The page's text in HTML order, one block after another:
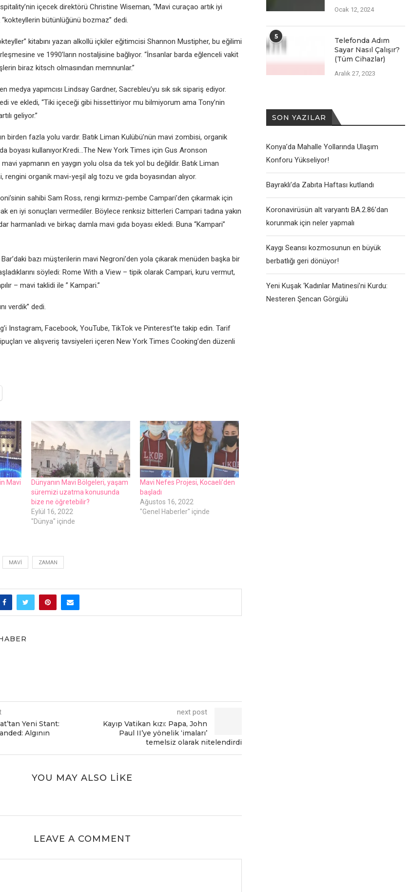
içecek direktörü Christine Wiseman, “Mavi curaçao artık iyi
“kokteyllerin bütünlüğünü bozmaz” dedi.
kitabını yazan alkollü içkiler eğitimcisi Shannon Mustipher, bu eğilimi
ve 1990’ların nostaljisine bağlıyor. “İnsanlar barda eğlenceli vakit
biraz kitsch olmasından memnunlar.”
medya yapımcısı Lindsay Gardner, Sacrebleu’yu sık sık sipariş ediyor.
ve ekledi, “Tiki içeceği gibi hissettiriyor mu bilmiyorum ama Tony’nin
geliyor.”
birden fazla yolu vardır. Batık Liman Kulübü’nün mavi zombisi, organik
boyası kullanıyor.Kredi…The New York Times için Gus Aronson
yapmanın en yaygın yolu olsa da tek yol bu değildir. Batık Liman
rengini organik mavi-yeşil alg tozu ve gıda boyasından alıyor.
sahibi Sam Ross, rengi kırmızı-pembe Campari’den çıkarmak için
en iyi sonuçları vermediler. Böylece renksiz bitterleri Campari tadına yakın
harmanladı ve birkaç damla mavi gıda boyası ekledi. Buna “Kampari”
bazı müşterilerin mavi Negroni’den yola çıkarak menüden başka bir
söyledi: Rome With a View – tipik olarak Campari, kuru vermut,
– mavi taklidi ile ” Kampari.”
verdik” dedi.
Instagram, Facebook, YouTube, TikTok ve Pinterest’te takip edin. Tarif
ve alışveriş tavsiyeleri içeren New York Times Cooking’den düzenli
Mavi
Dünyanın Mavi Bölgeleri, yaşam
süremizi uzatma konusunda
bize ne öğretebilir?
Eylül 16, 2022
"Dünya" içinde
Mavi Nefes Projesi, Kocaeli’den
başladı
Ağustos 16, 2022
"Genel Haberler" içinde
MAVI ZAMAN
Yeni Stant:
Algının
next post
Kayıp Vatikan kızı: Papa, John
Paul II’ye yönelik ‘imaları’
temelsiz olarak nitelendirdi
YOU MAY ALSO LIKE
LEAVE A COMMENT
Ocak 12, 2024
5
Telefonda Adım
Sayar Nasıl Çalışır?
(Tüm Cihazlar)
Aralık 27, 2023
SON YAZILAR
Konya’da Mahalle Yollarında Ulaşım
Konforu Yükseliyor!
Bayraklı’da Zabıta Haftası kutlandı
Koronavirüsün alt varyantı BA.2.86’dan
korunmak için neler yapmalı
Kaygı Seansı kozmosunun en büyük
berbatlığı geri dönüyor!
Yeni Kuşak ‘Kadınlar Matinesi’ni Kurdu:
Nesteren Şencan Görgülü